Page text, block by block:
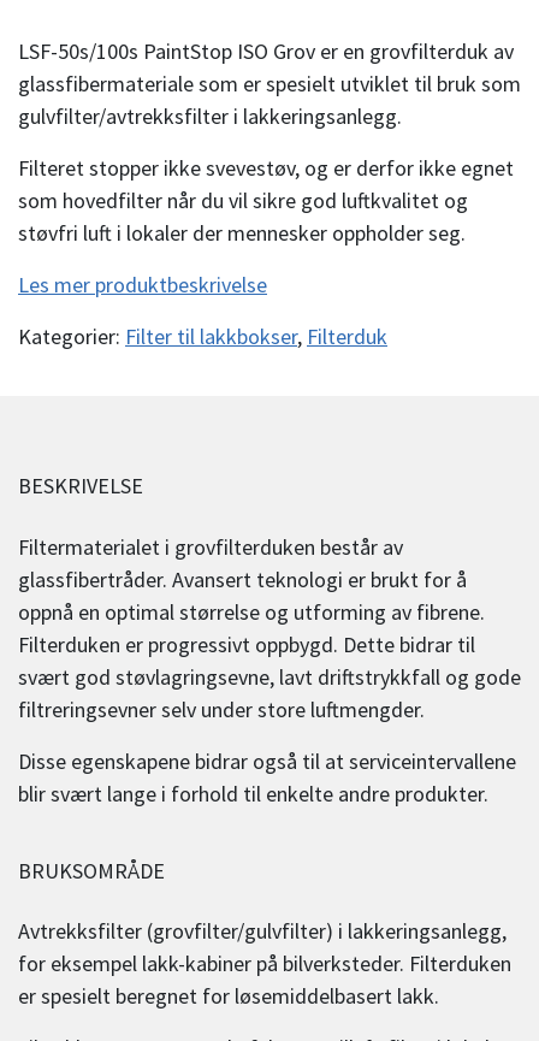
LSF-50s/100s PaintStop ISO Grov er en grovfilterduk av
glassfibermateriale som er spesielt utviklet til bruk som
gulvfilter/avtrekksfilter i lakkeringsanlegg.
Filteret stopper ikke svevestøv, og er derfor ikke egnet
som hovedfilter når du vil sikre god luftkvalitet og
støvfri luft i lokaler der mennesker oppholder seg.
Les mer produktbeskrivelse
Kategorier: Filter til lakkbokser, Filterduk
BESKRIVELSE
Filtermaterialet i grovfilterduken består av
glassfibertråder. Avansert teknologi er brukt for å
oppnå en optimal størrelse og utforming av fibrene.
Filterduken er progressivt oppbygd. Dette bidrar til
svært god støvlagringsevne, lavt driftstrykkfall og gode
filtreringsevner selv under store luftmengder.
Disse egenskapene bidrar også til at serviceintervallene
blir svært lange i forhold til enkelte andre produkter.
BRUKSOMRÅDE
Avtrekksfilter (grovfilter/gulvfilter) i lakkeringsanlegg,
for eksempel lakk-kabiner på bilverksteder. Filterduken
er spesielt beregnet for løsemiddelbasert lakk.